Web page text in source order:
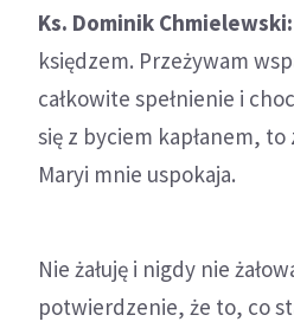
Ks. Dominik Chmielewski:
księdzem. Przeżywam
całkowite spełnienie i
się z byciem kapłanem,
Maryi mnie uspokaja.
Nie żałuję i nigdy nie
potwierdzenie, że to, co